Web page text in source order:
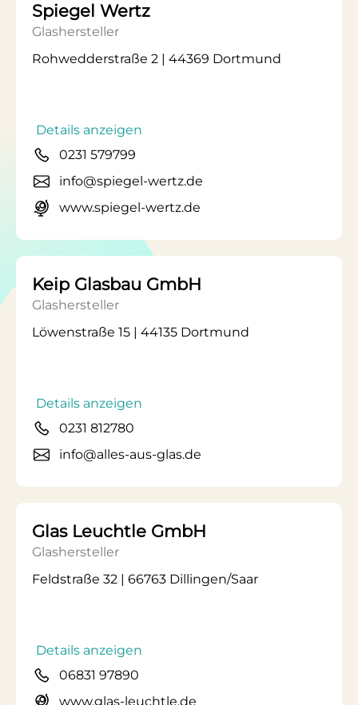
Spiegel Wertz
Glashersteller
Rohwedderstraße 2 | 44369 Dortmund
Details anzeigen
0231 579799
info@spiegel-wertz.de
www.spiegel-wertz.de
Keip Glasbau GmbH
Glashersteller
Löwenstraße 15 | 44135 Dortmund
Details anzeigen
0231 812780
info@alles-aus-glas.de
Glas Leuchtle GmbH
Glashersteller
Feldstraße 32 | 66763 Dillingen/Saar
Details anzeigen
06831 97890
www.glas-leuchtle.de